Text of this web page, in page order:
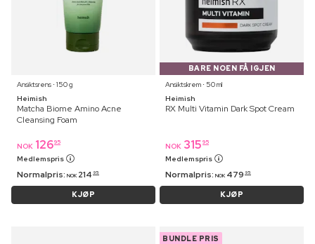
Ansiktsrens ⋅ 150 g
Heimish
Matcha Biome Amino Acne
Cleansing Foam
NOK 12695
Medlemspris
Normalpris: NOK 214 95
KJØP
BARE NOEN FÅ IGJEN
Ansiktskrem ⋅ 50 ml
Heimish
RX Multi Vitamin Dark Spot Cream
NOK 315 95
Medlemspris
Normalpris: NOK 479 95
KJØP
BUNDLE PRIS